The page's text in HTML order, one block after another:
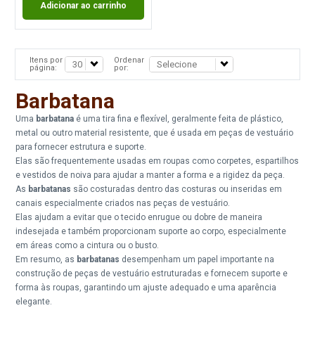
Adicionar ao carrinho
Itens por
página:
Ordenar
por:
Barbatana
Uma barbatana é uma tira fina e flexível, geralmente feita de plástico,
metal ou outro material resistente, que é usada em peças de vestuário
para fornecer estrutura e suporte.
Elas são frequentemente usadas em roupas como corpetes, espartilhos
e vestidos de noiva para ajudar a manter a forma e a rigidez da peça.
As barbatanas são costuradas dentro das costuras ou inseridas em
canais especialmente criados nas peças de vestuário.
Elas ajudam a evitar que o tecido enrugue ou dobre de maneira
indesejada e também proporcionam suporte ao corpo, especialmente
em áreas como a cintura ou o busto.
Em resumo, as barbatanas desempenham um papel importante na
construção de peças de vestuário estruturadas e fornecem suporte e
forma às roupas, garantindo um ajuste adequado e uma aparência
elegante.